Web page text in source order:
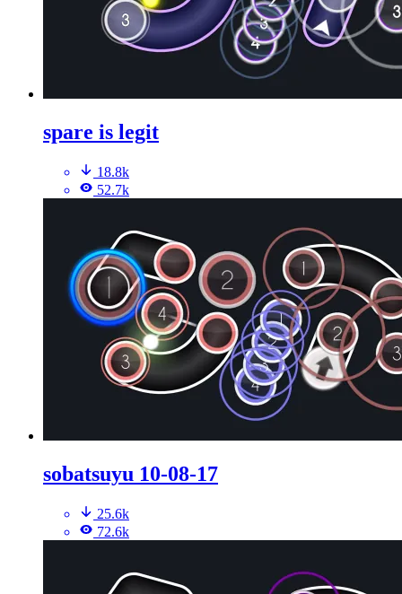
spare is legit
18.8k
52.7k
sobatsuyu 10-08-17
25.6k
72.6k